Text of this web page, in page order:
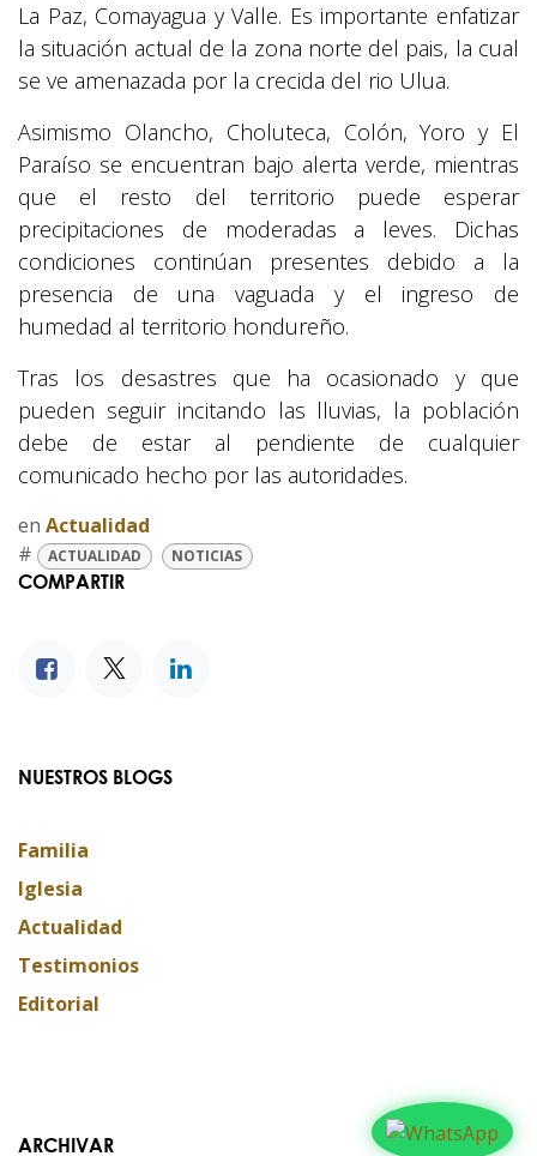
La Paz, Comayagua y Valle. Es importante enfatizar
la situación actual de la zona norte del pais, la cual
se ve amenazada por la crecida del rio Ulua.
Asimismo Olancho, Choluteca, Colón, Yoro y El
Paraíso se encuentran bajo alerta verde, mientras
que el resto del territorio puede esperar
precipitaciones de moderadas a leves. Dichas
condiciones continúan presentes debido a la
presencia de una vaguada y el ingreso de
humedad al territorio hondureño.
Tras los desastres que ha ocasionado y que
pueden seguir incitando las lluvias, la población
debe de estar al pendiente de cualquier
comunicado hecho por las autoridades.
en Actualidad
#
ACTUALIDAD NOTICIAS
COMPARTIR
NUESTROS BLOGS
Familia
Iglesia
Actualidad
Testimonios
Editorial
ARCHIVAR